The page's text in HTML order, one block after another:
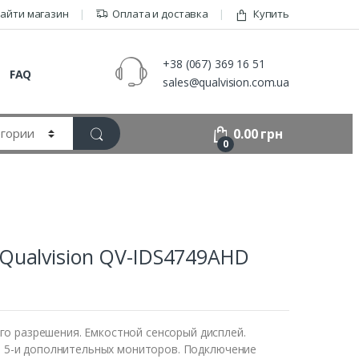
магазин Оплата и доставка Купить
FAQ
+38 (067) 369 16 51
sales@qualvision.com.ua
0
0.00грн
QV-IDS4749AHD
разрешения. Емкостной сенсорый дисплей.
и дополнительных мониторов. Подключение